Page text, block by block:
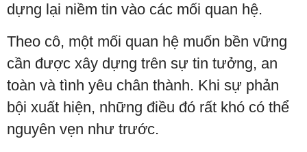
dựng lại niềm tin vào các mối quan hệ.
Theo cô, một mối quan hệ muốn bền vững
cần được xây dựng trên sự tin tưởng, an
toàn và tình yêu chân thành. Khi sự phản
bội xuất hiện, những điều đó rất khó có thể
nguyên vẹn như trước.